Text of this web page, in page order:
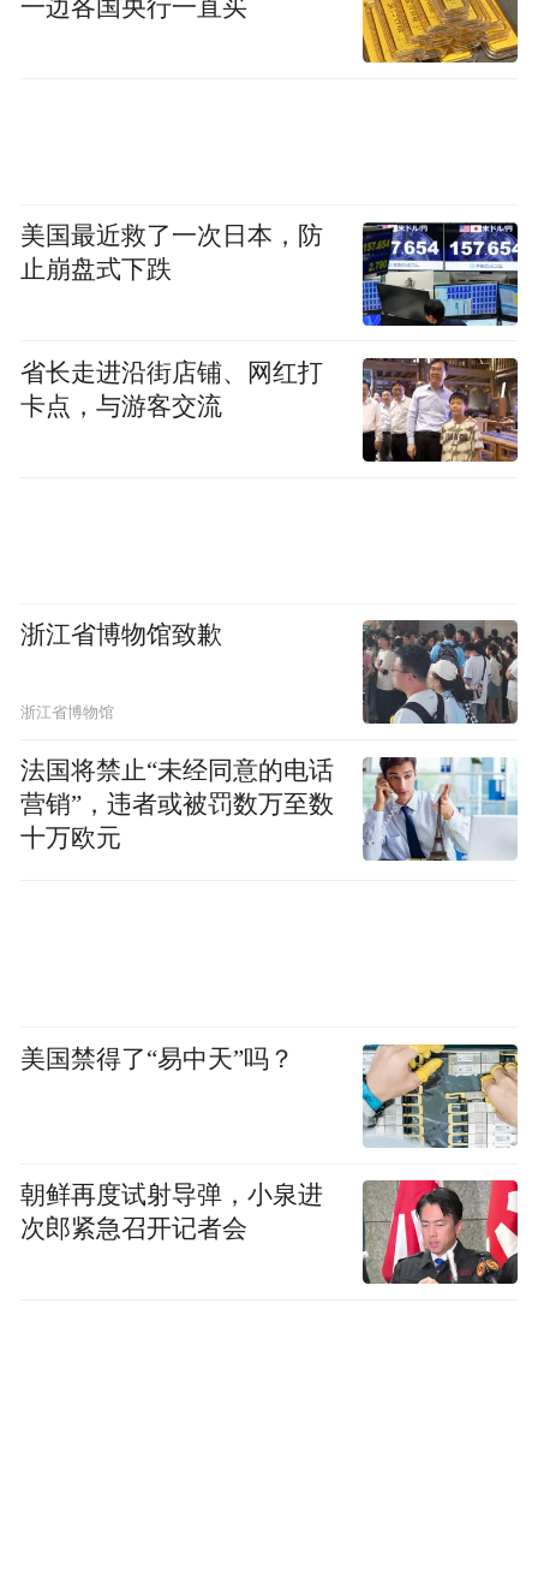
一边各国央行一直买
美国最近救了一次日本，防
止崩盘式下跌
省长走进沿街店铺、网红打
卡点，与游客交流
浙江省博物馆致歉
浙江省博物馆
法国将禁止“未经同意的电话
营销”，违者或被罚数万至数
十万欧元
美国禁得了“易中天”吗？
朝鲜再度试射导弹，小泉进
次郎紧急召开记者会